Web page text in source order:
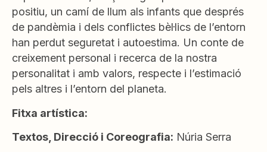
positiu, un camí de llum als infants que després
de pandèmia i dels conflictes bèl·lics de l’entorn
han perdut seguretat i autoestima. Un conte de
creixement personal i recerca de la nostra
personalitat i amb valors, respecte i l’estimació
pels altres i l’entorn del planeta.
Fitxa artística:
Textos, Direcció i Coreografia: Núria Serra